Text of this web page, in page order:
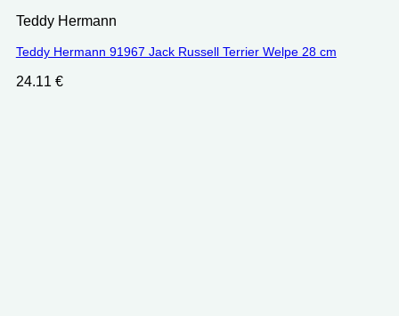
Teddy Hermann
Teddy Hermann 91967 Jack Russell Terrier Welpe 28 cm
24.11 €